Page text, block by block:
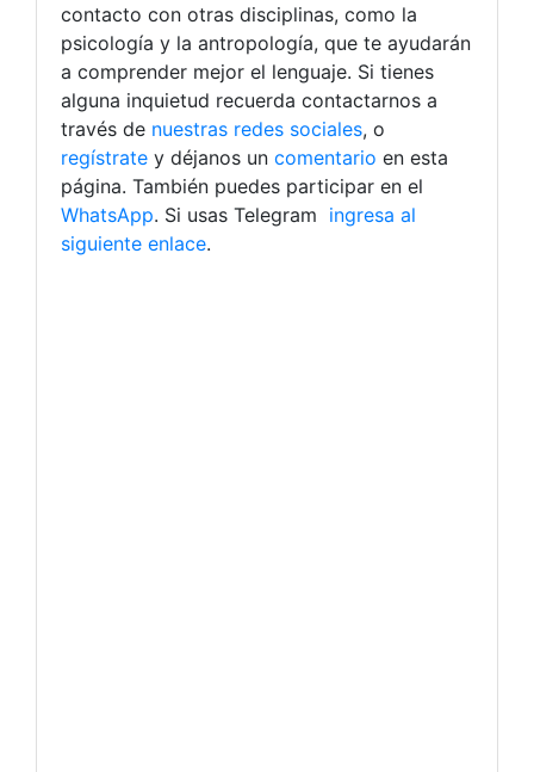
contacto con otras disciplinas, como la
psicología y la antropología, que te ayudarán
a comprender mejor el lenguaje. Si tienes
alguna inquietud recuerda contactarnos a
través de nuestras redes sociales, o
regístrate y déjanos un comentario en esta
página. También puedes participar en el
WhatsApp. Si usas Telegram ingresa al
siguiente enlace.